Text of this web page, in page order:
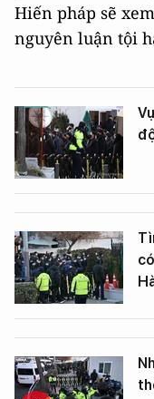
Hiến pháp sẽ
nguyên luận tội